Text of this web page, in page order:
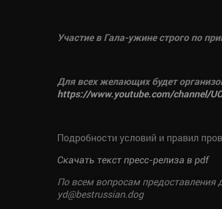
Участие в Гала-ужине строго по
Для всех желающих будет
https://www.youtube.com/channel/
Подробности условий и правил
Скачать текст пресс-релиза в pdf
По всем вопросам
yd@bestrussian.dog